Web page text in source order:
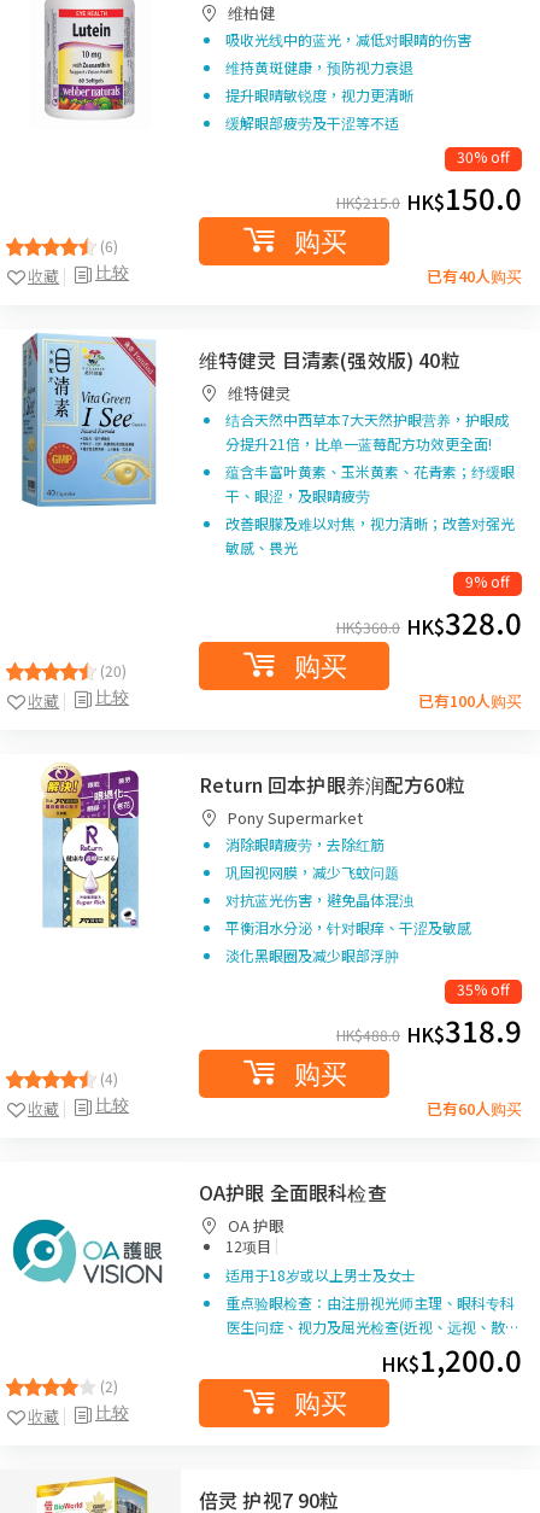
(6)
比较
收藏
维柏健
吸收光线中的蓝光，减低对眼睛的伤害
维持黄斑健康，预防视力衰退
提升眼晴敏锐度，视力更清晰
缓解眼部疲劳及干涩等不适
30% off
HK$215.0 HK$150.0
购买
已有40人购买
(20)
比较
收藏
维特健灵 目清素(强效版) 40粒
维特健灵
结合天然中西草本7大天然护眼营养，护眼成
分提升21倍，比单一蓝莓配方功效更全面!
蕴含丰富叶黄素、玉米黄素、花青素；纾缓眼
干、眼涩，及眼睛疲劳
改善眼朦及难以对焦，视力清晰；改善对强光
敏感、畏光
9% off
HK$360.0 HK$328.0
购买
已有100人购买
(4)
比较
收藏
Return 回本护眼养润配方60粒
Pony Supermarket
消除眼睛疲劳，去除红筋
巩固视网膜，减少飞蚊问题
对抗蓝光伤害，避免晶体混浊
平衡泪水分泌，针对眼痒、干涩及敏感
淡化黑眼圈及减少眼部浮肿
35% off
HK$488.0 HK$318.9
购买
已有60人购买
(2)
比较
收藏
OA护眼 全面眼科检查
OA 护眼
12项目 |
适用于18岁或以上男士及女士
重点验眼检查：由注册视光师主理、眼科专科
医生问症、视力及屈光检查(近视、远视、散…
HK$1,200.0
购买
倍灵 护视7 90粒